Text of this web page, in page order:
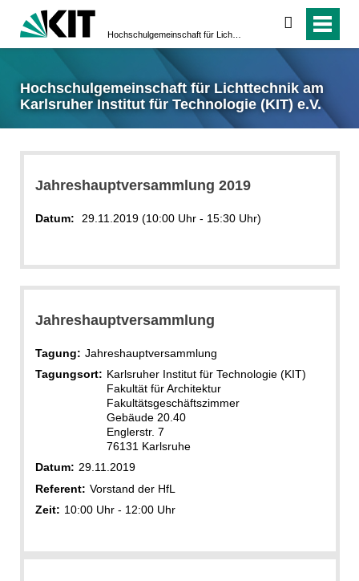
suchen
Hochschulgemeinschaft für Lichttechnik am
Karlsruher Institut für Technologie (KIT) e.V.
Jahreshauptversammlung 2019
Datum: 29.11.2019 (10:00 Uhr - 15:30 Uhr)
Jahreshauptversammlung
Tagung: Jahreshauptversammlung
Tagungsort: Karlsruher Institut für Technologie (KIT)
Fakultät für Architektur
Fakultätsgeschäftszimmer
Gebäude 20.40
Englerstr. 7
76131 Karlsruhe
Datum: 29.11.2019
Referent: Vorstand der HfL
Zeit: 10:00 Uhr - 12:00 Uhr